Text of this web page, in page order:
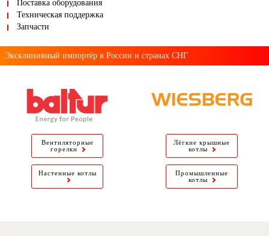
Поставка оборудования
Техническая поддержка
Запчасти
Эксклюзивный импортёр в России и странах СНГ
Вентиляторные
горелки
Настенные котлы
Лёгкие крышные
котлы
Промышленные
котлы